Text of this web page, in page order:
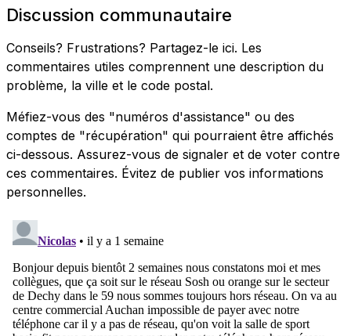
Discussion communautaire
Conseils? Frustrations? Partagez-le ici. Les
commentaires utiles comprennent une description du
problème, la ville et le code postal.
Méfiez-vous des "numéros d'assistance" ou des
comptes de "récupération" qui pourraient être affichés
ci-dessous. Assurez-vous de signaler et de voter contre
ces commentaires. Évitez de publier vos informations
personnelles.